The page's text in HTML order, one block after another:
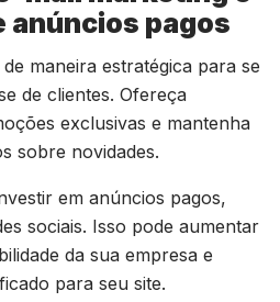
anúncios pagos
maneira estratégica para se
de clientes. Ofereça
exclusivas e mantenha
sobre novidades.
em anúncios pagos,
sociais. Isso pode aumentar
da sua empresa e
para seu site.